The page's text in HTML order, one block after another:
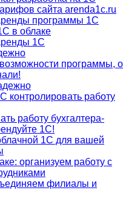
сайта arenda1c.ru
программы 1С
в облаке
1С
программы, о
контролировать работу
работу бухгалтера-
1С!
1С для вашей
организуем работу с
филиалы и